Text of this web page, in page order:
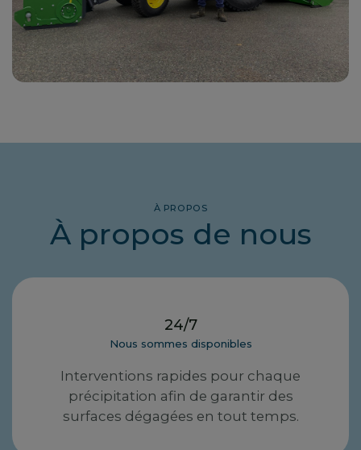
À PROPOS
À propos de nous
24/7
Nous sommes disponibles
Interventions rapides pour chaque
précipitation afin de garantir des
surfaces dégagées en tout temps.